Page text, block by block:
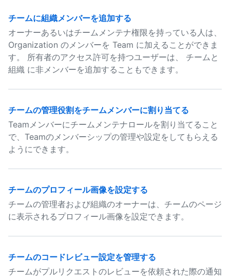
チームに組織メンバーを追加する
オーナーあるいはチームメンテナ権限を持っている人は、
Organization のメンバーを Team に加えることができま
す。 所有者のアクセス許可を持つユーザーは、 チームと
組織 に非メンバーを追加することもできます。
チームの管理役割をチームメンバーに割り当てる
Teamメンバーにチームメンテナロールを割り当てること
で、Teamのメンバーシップの管理や設定をしてもらえる
ようにできます。
チームのプロフィール画像を設定する
チームの管理者および組織のオーナーは、チームのページ
に表示されるプロフィール画像を設定できます。
チームのコードレビュー設定を管理する
チームがプルリクエストのレビューを依頼された際の通知